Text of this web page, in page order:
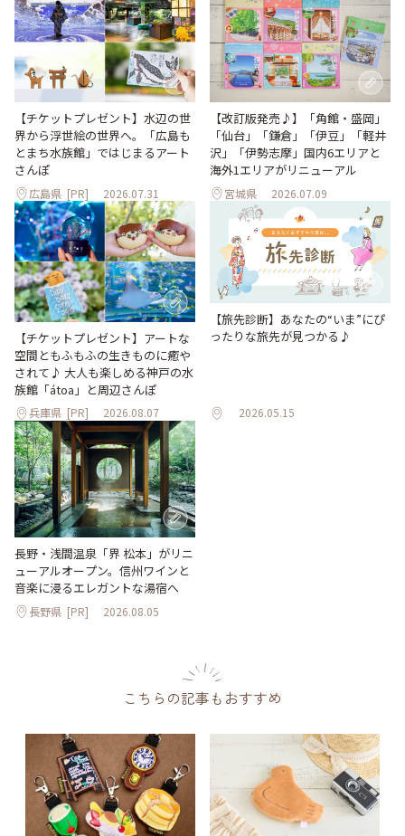
【チケットプレゼント】水辺の世
界から浮世絵の世界へ。「広島も
とまち水族館」ではじまるアート
さんぽ
広島県 [PR] 2026.07.31
【改訂版発売♪】「角館・盛岡」
「仙台」「鎌倉」「伊豆」「軽井
沢」「伊勢志摩」国内6エリアと
海外1エリアがリニューアル
宮城県 2026.07.09
【チケットプレゼント】アートな
空間ともふもふの生きものに癒や
されて♪ 大人も楽しめる神戸の水
族館「átoa」と周辺さんぽ
兵庫県 [PR] 2026.08.07
【旅先診断】あなたの“いま”にぴ
ったりな旅先が見つかる♪
2026.05.15
長野・浅間温泉「界 松本」がリニ
ューアルオープン。信州ワインと
音楽に浸るエレガントな湯宿へ
長野県 [PR] 2026.08.05
こちらの記事もおすすめ